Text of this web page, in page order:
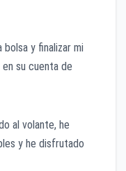
y finalizar mi
su cuenta de
al volante, he
y he disfrutado